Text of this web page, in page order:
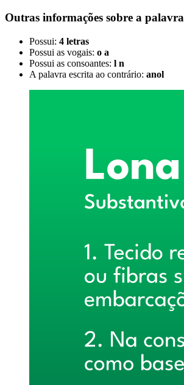
Outras informações sobre a palavra
Possui: 4 letras
Possui as vogais: o a
Possui as consoantes: l n
A palavra escrita ao contrário: anol